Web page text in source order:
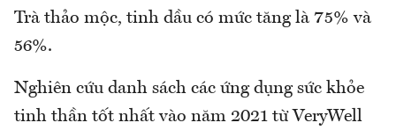
Trà thảo mộc, tinh dầu có mức tăng là 75% và
56%.
Nghiên cứu danh sách các ứng dụng sức khỏe
tinh thần tốt nhất vào năm 2021 từ VeryWell